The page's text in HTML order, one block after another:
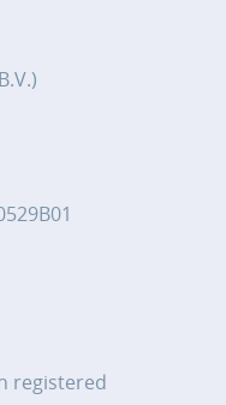
registered